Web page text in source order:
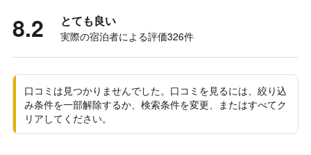
8.2 とても良い
実際の宿泊者による評価326​件
口コミは見つかりませんでした。口コミを見るには、絞り込
み条件を一部解除するか、検索条件を変更、またはすべてク
リアしてください。